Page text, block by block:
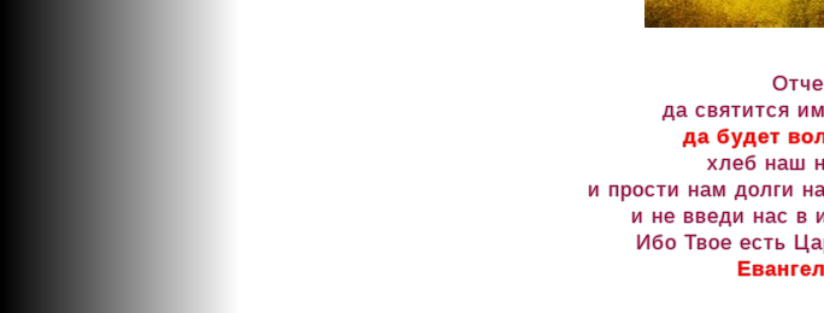
да святится
да будет
хлеб наш
и прости нам долги
и не введи нас в
Ибо Твое есть